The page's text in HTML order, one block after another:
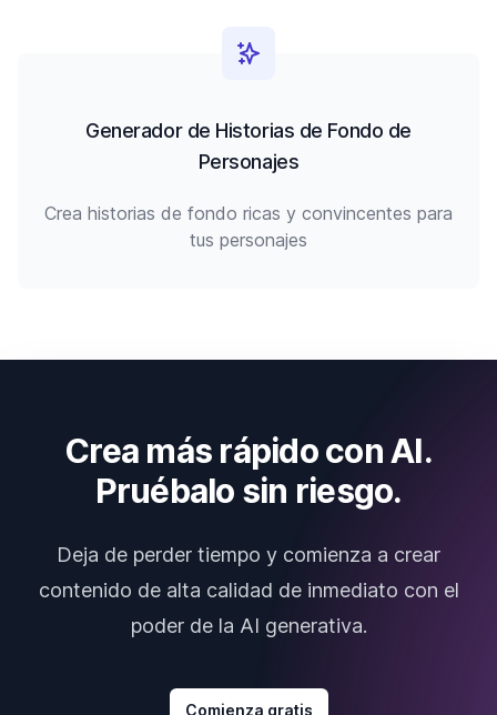
Generador de Historias de Fondo de
Personajes
Crea historias de fondo ricas y convincentes para
tus personajes
Crea más rápido con AI.
Pruébalo sin riesgo.
Deja de perder tiempo y comienza a crear
contenido de alta calidad de inmediato con el
poder de la AI generativa.
Comienza gratis